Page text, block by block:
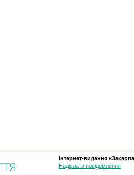
Інтернет-видання
Надіслати повідомлення